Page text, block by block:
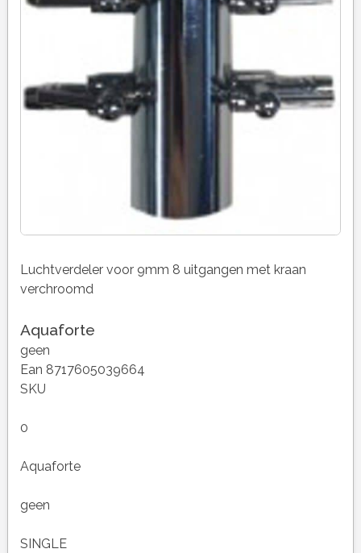
Luchtverdeler voor 9mm 8 uitgangen met kraan
verchroomd
Aquaforte
geen
Ean 8717605039664
SKU
0
Aquaforte
geen
SINGLE